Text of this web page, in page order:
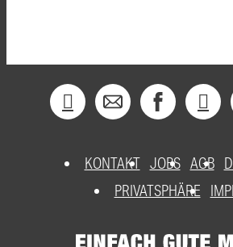
KONTAKT JOBS AGB
PRIVATSPHÄRE